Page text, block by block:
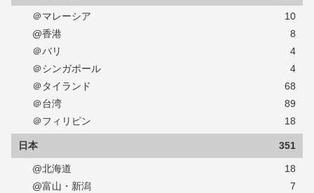
＠マレーシア
10
@香港
8
＠バリ
4
＠シンガポール
4
＠タイランド
68
＠台湾
89
＠フィリピン
18
日本 351
@北海道
18
@富山・新潟
7